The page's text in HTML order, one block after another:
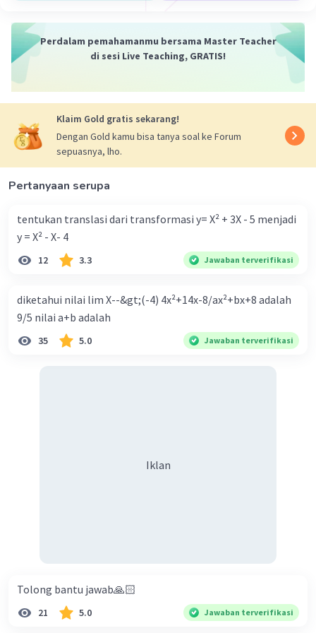
= 3² - 6(3) + 8
= 9 - 18 + 8
Beri Rating Balas
Perdalam pemahamanmu bersama Master Teacher
di sesi Live Teaching, GRATIS!
Klaim Gold gratis sekarang!
Dengan Gold kamu bisa tanya soal ke Forum
sepuasnya, lho.
Pertanyaan serupa
tentukan translasi dari transformasi y= X² + 3X - 5 menjadi
y = X² - X- 4
12 3.3 Jawaban terverifikasi
diketahui nilai lim X--&gt;(-4) 4x²+14x-8/ax²+bx+8 adalah
9/5 nilai a+b adalah
35 5.0 Jawaban terverifikasi
Iklan
Tolong bantu jawab🙏🏻
21 5.0 Jawaban terverifikasi